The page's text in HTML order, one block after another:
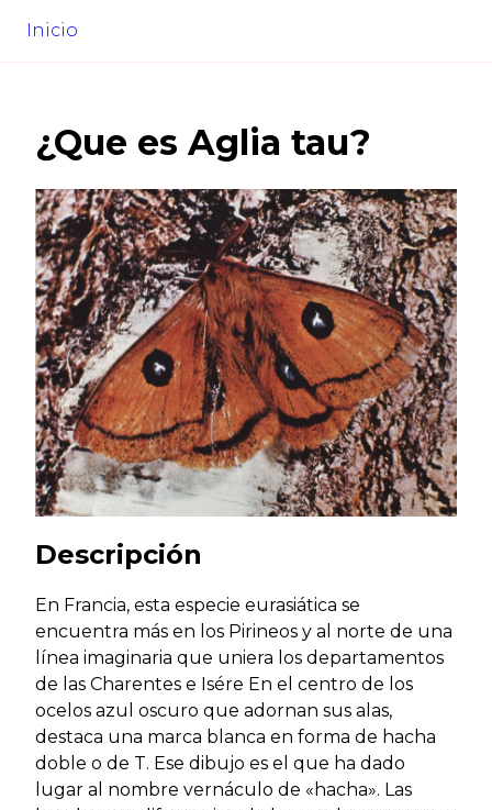
Inicio
¿Que es Aglia tau?
Descripción
En Francia, esta especie eurasiática se
encuentra más en los Pirineos y al norte de una
línea imaginaria que uniera los departamentos
de las Charentes e Isére En el centro de los
ocelos azul oscuro que adornan sus alas,
destaca una marca blanca en forma de hacha
doble o de T. Ese dibujo es el que ha dado
lugar al nombre vernáculo de «hacha». Las